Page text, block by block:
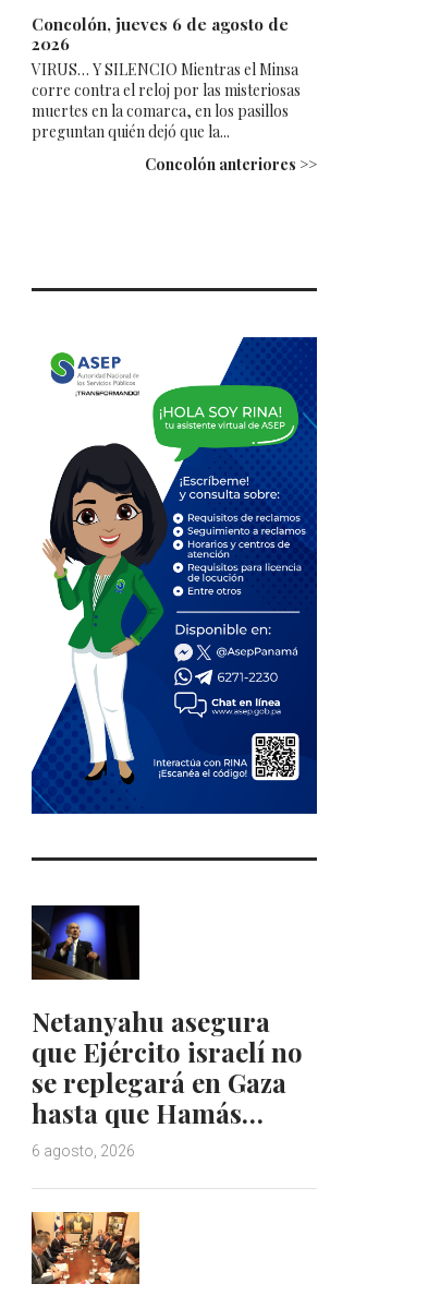
Concolón, jueves 6 de agosto de
2026
VIRUS… Y SILENCIO Mientras el Minsa
corre contra el reloj por las misteriosas
muertes en la comarca, en los pasillos
preguntan quién dejó que la...
Concolón anteriores >>
Netanyahu asegura
que Ejército israelí no
se replegará en Gaza
hasta que Hamás…
6 agosto, 2026